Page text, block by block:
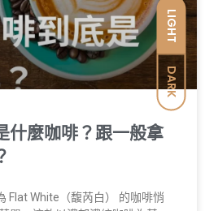
LIGHT
DARK
什麼咖啡？跟一般拿
Flat White（馥芮白） 的咖啡悄